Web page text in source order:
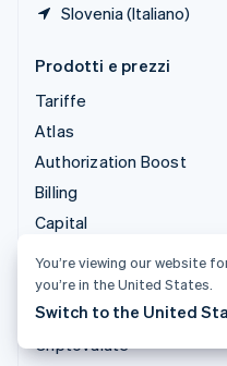
Slovenia (Italiano)
Prodotti e prezzi
Tariffe
Atlas
Authorization Boost
Billing
Capital
Climate
Connect
Criptovalute
You’re viewing our website
you’re in the United States.
Switch to the United